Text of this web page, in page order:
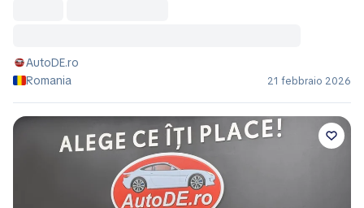
AutoDE.ro
Romania
21 febbraio 2026